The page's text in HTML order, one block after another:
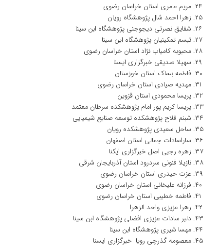
مریم عامری استان خراسان رضوی
زهرا احمد شال پژوهشگاه رویان
شقایق نصرتی دیجوجنی پژوهشگاه ابن سینا
تبسم تمکینیان پژوهشگاه این سینا
محبوبه کامیاب نژاد استان خراسان رضوی
سهیلا صدیقی خبرگزاری ایسنا
فاطمه بساک استان خوزستان
مهدیه صیادی استان خراسان رضوی
پریسا محمودی استان قزوین
پریسا کریم پور امام پژوهشکده سرطان معتمد
شبنم فلاح پژوهشکده توسعه صنایع شیمیایی
ساحل سعیدی پژوهشکده رویان
ساراسادات جمالی استان اصفهان
زهره رجبی اصل خبرگزاری ایکنا
نازیلا فنونی سردرود استان آذربایجان شرقی
عزت حیدری استان خراسان رضوی
فرزانه علیخانی استان خراسان رضوی
فاطمه خطیبی استان خراسان رضوی
زهرا عزیزی واحد الزهرا
دلبر سادات عزیزی افضلی پژوهشگاه ابن سینا
مهسا شیری پژوهشگاه ابن سینا
معصومه گذرچی رویا خبرگزاری ایسنا